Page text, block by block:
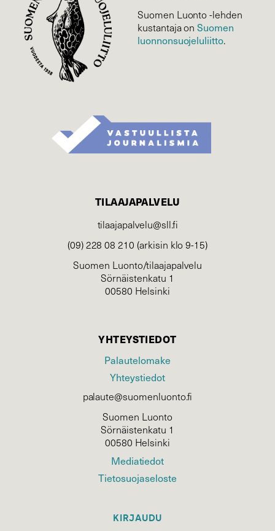
Suomen Luonto -lehden
kustantaja onSuomen
luonnonsuojelu­liitto.
TILAAJAPALVELU
tilaajapalvelu@sll.fi
(09) 228 08 210 (arkisin klo 9-15)
Suomen Luonto/tilaajapalvelu
Sörnäistenkatu 1
00580 Helsinki
YHTEYSTIEDOT
Palautelomake
Yhteystiedot
palaute@suomenluonto.fi
Suomen Luonto
Sörnäistenkatu 1
00580 Helsinki
Mediatiedot
Tietosuojaseloste
KIRJAUDU